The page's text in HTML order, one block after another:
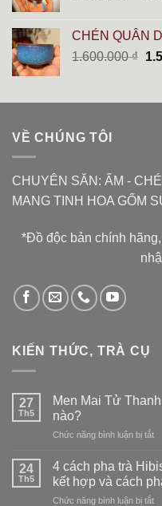
CHÉN QUÂN
1.600.000₫
VỀ CHÚNG TÔI
CHUYÊN SĂN: ẤM -
MANG TINH HOA GỐM
*Đồ độc bản chính
KIẾN THỨC, TRÀ CỤ
27
Th5
Men Mai Tử
nào?
Chức năng bình luận bị tắtở
Mai
Tử
vs
24
Th5
4 cách pha trà
kết hợp và cách
Chức năng bình luận bị tắtở